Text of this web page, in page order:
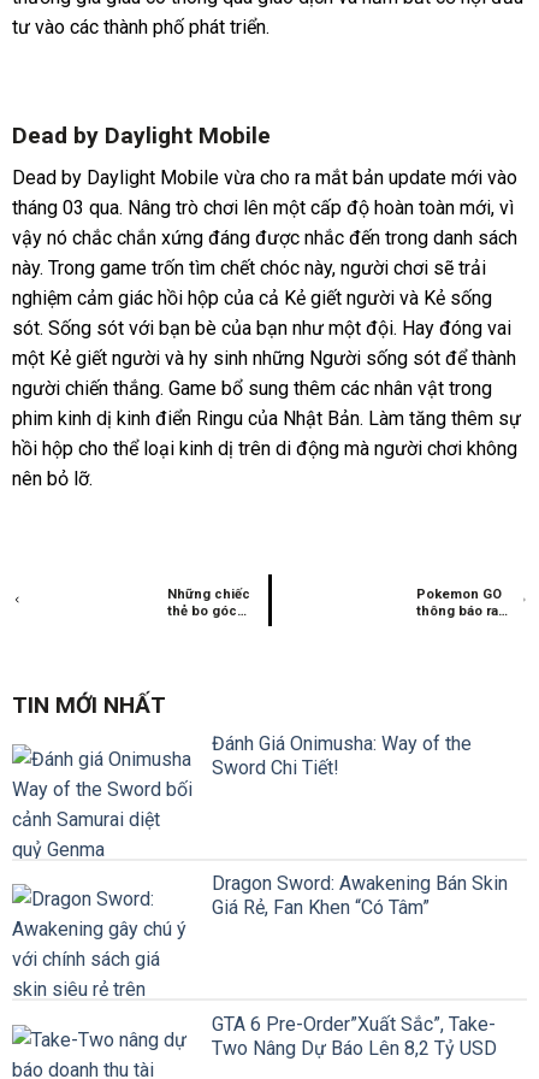
tư vào các thành phố phát triển.
Dead by Daylight Mobile
Dead by Daylight Mobile vừa cho ra mắt bản update mới vào
tháng 03 qua. Nâng trò chơi lên một cấp độ hoàn toàn mới, vì
vậy nó chắc chắn xứng đáng được nhắc đến trong danh sách
này. Trong game trốn tìm chết chóc này, người chơi sẽ trải
nghiệm cảm giác hồi hộp của cả Kẻ giết người và Kẻ sống
sót. Sống sót với bạn bè của bạn như một đội. Hay đóng vai
một Kẻ giết người và hy sinh những Người sống sót để thành
người chiến thắng. Game bổ sung thêm các nhân vật trong
phim kinh dị kinh điển Ringu của Nhật Bản. Làm tăng thêm sự
hồi hộp cho thể loại kinh dị trên di động mà người chơi không
nên bỏ lỡ.
Những chiếc
thẻ bo góc
Pokemon GO
thông báo ra
TIN MỚI NHẤT
Đánh Giá Onimusha: Way of the
Sword Chi Tiết!
Dragon Sword: Awakening Bán Skin
Giá Rẻ, Fan Khen “Có Tâm”
GTA 6 Pre-Order”Xuất Sắc”, Take-
Two Nâng Dự Báo Lên 8,2 Tỷ USD